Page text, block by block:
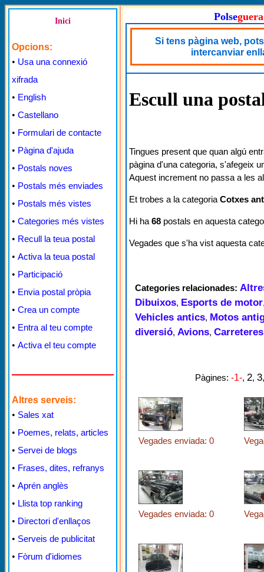
Inici
Opcions:
• Usa una connexió
xifrada
• English
• Castellano
• Formulari de contacte
• Pàgina d'ajuda
• Postals noves
• Postals més enviades
• Postals més vistes
• Categories més vistes
• Recull la teua postal
• Activa la teua postal
• Participació
• Envia postal pròpia
• Crea un compte
• Entra al teu compte
• Activa el teu compte
Altres serveis:
• Sales xat
• Poemes, relats, articles
• Servei de blogs
• Frases, dites, refranys
• Aprén anglès
• Llista top ranking
• Directori d'enllaços
• Serveis de publicitat
• Fòrum d'idiomes
Polseguera
Si tens pàgina web,
intercanviar
Escull una
Tingues present que quan algú
pàgina d'una categoria, s'afegeix
Aquest increment no passa a les
Et trobes a la categoria Cotxes
Hi ha 68 postals en aquesta
Vegades que s'ha vist aquesta
Categories relacionades:
Dibuixos, Esports de motor
Vehicles antics, Motos
diversió, Avions, Carreteres
Pàgines: -1-, 2, 3
Vegades enviada: 0
Vegades enviada: 0